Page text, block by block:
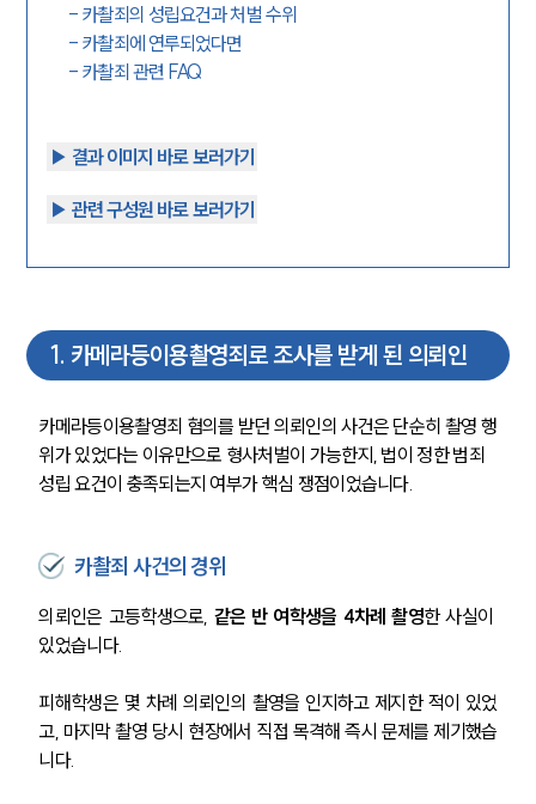
- 카촬죄의 성립요건과 처벌 수위
- 카촬죄에 연루되었다면
- 카촬죄 관련 FAQ
▶︎ 결과 이미지 바로 보러가기
▶︎ 관련 구성원 바로 보러가기
1. 카메라등이용촬영죄로 조사를 받게 된 의뢰인
카메라등이용촬영죄 혐의를 받던 의뢰인의 사건은 단순히 촬영 행
위가 있었다는 이유만으로 형사처벌이 가능한지, 법이 정한 범죄
성립 요건이 충족되는지 여부가 핵심 쟁점이었습니다.
카촬죄 사건의 경위
의뢰인은 고등학생으로, 같은 반 여학생을 4차례 촬영한 사실이
있었습니다.
피해학생은 몇 차례 의뢰인의 촬영을 인지하고 제지한 적이 있었
고, 마지막 촬영 당시 현장에서 직접 목격해 즉시 문제를 제기했습
니다.